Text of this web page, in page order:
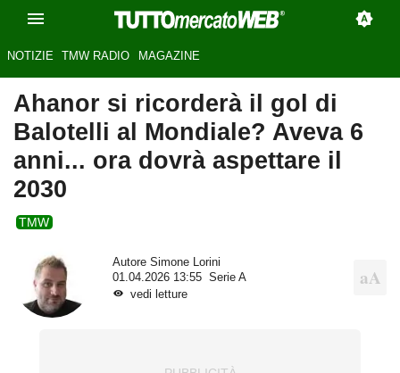
NOTIZIE TMW RADIO MAGAZINE
Ahanor si ricorderà il gol di
Balotelli al Mondiale? Aveva 6
anni... ora dovrà aspettare il
2030
TMW
Autore Simone Lorini
01.04.2026 13:55
Serie A
vedi letture